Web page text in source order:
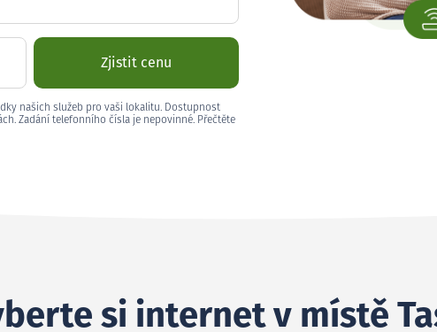
Zjistit cenu
našich služeb pro vaši lokalitu. Dostupnost
Zadání telefonního čísla je nepovinné. Přečtěte
si internet v místě